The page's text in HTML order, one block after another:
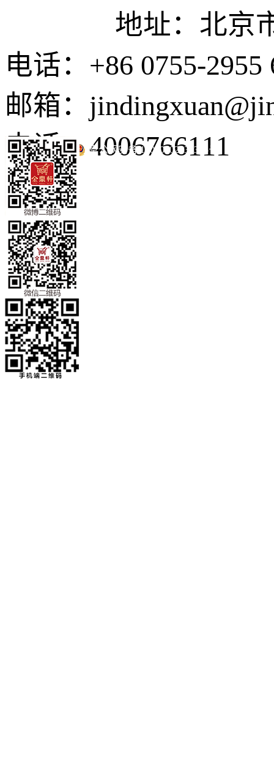
地址：北京市东
电话：+86 0755-2955
邮箱：
电话：4006766111
京公网安备 11010502035345号